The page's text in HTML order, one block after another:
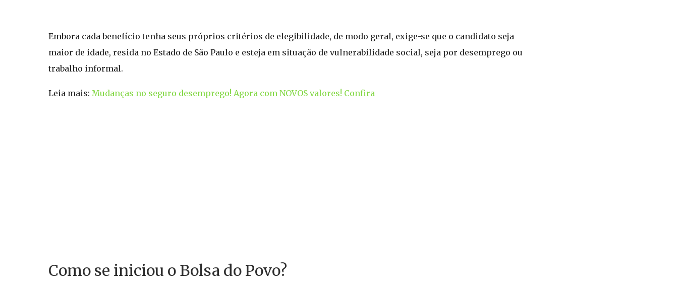
Embora cada benefício tenha seus próprios critérios de elegibilidade, de modo geral, exige-se que o candidato seja
maior de idade, resida no Estado de São Paulo e esteja em situação de vulnerabilidade social, seja por desemprego ou
trabalho informal.
Leia mais: Mudanças no seguro desemprego! Agora com NOVOS valores! Confira
Como se iniciou o Bolsa do Povo?